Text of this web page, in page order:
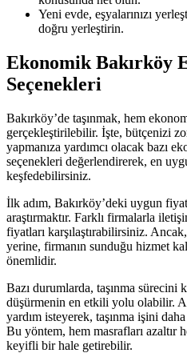
Yeni evde, eşyalarınızı
doğru yerleştirin.
Ekonomik Bakırköy
Seçenekleri
Bakırköy’de taşınmak, hem
gerçekleştirilebilir. İşte, bütçenizi
yapmanıza yardımcı olacak bazı
seçenekleri değerlendirerek, en
keşfedebilirsiniz.
İlk adım, Bakırköy’deki uygun
araştırmaktır. Farklı firmalarla
fiyatları karşılaştırabilirsiniz.
yerine, firmanın sunduğu hizmet
önemlidir.
Bazı durumlarda, taşınma
düşürmenin en etkili yolu olabilir.
yardım isteyerek, taşınma işini
Bu yöntem, hem masrafları azaltır
keyifli bir hale getirebilir.